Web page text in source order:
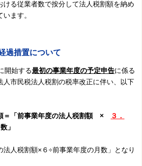
ける従業者数で按分して法人税割額を納め
ます。
過措置について
開始する最初の事業年度の予定申告に係る
人市民税法人税割の税率改正に伴い、以下
「前事業年度の法人税割額 ×
３．
」
法人税割額×６÷前事業年度の月数」となり